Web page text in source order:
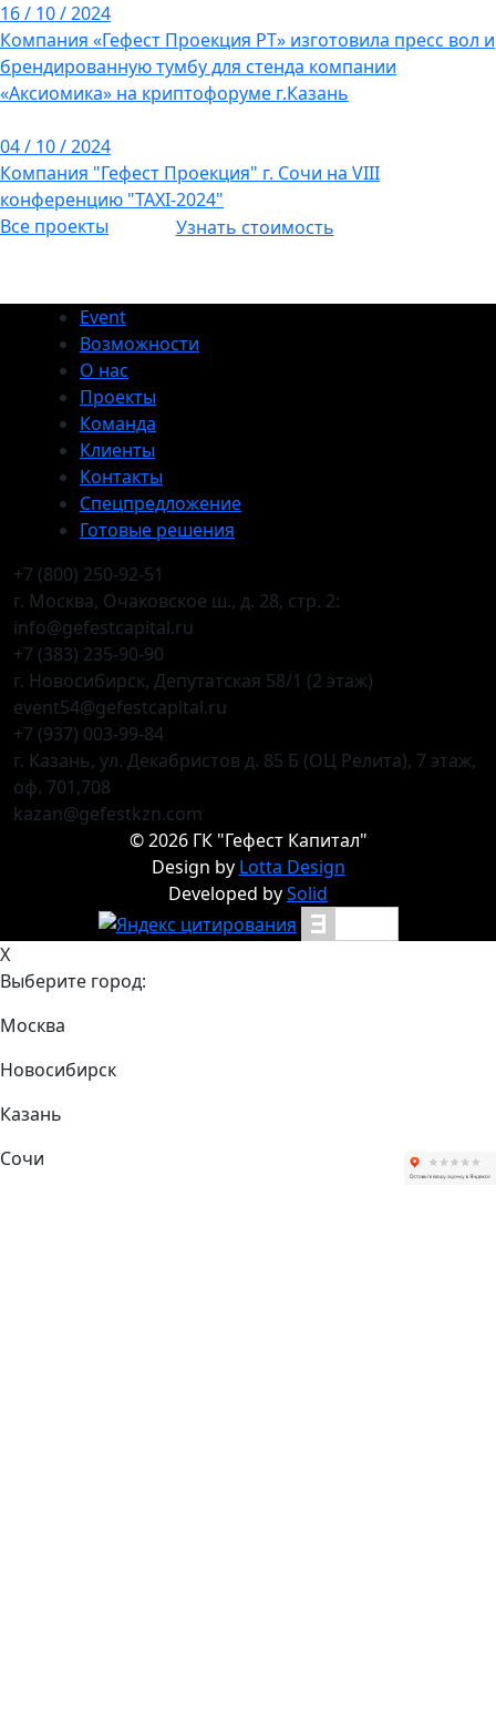
16 / 10 / 2024
Компания «Гефест Проекция РТ» изготовила пресс вол и
брендированную тумбу для стенда компании
«Аксиомика» на криптофоруме г.Казань
04 / 10 / 2024
Компания "Гефест Проекция" г. Сочи на VIII
конференцию "TAXI-2024"
Все проекты
Узнать стоимость
Event
Возможности
О нас
Проекты
Команда
Клиенты
Контакты
Спецпредложение
Готовые решения
+7 (800) 250-92-51
г. Москва, Очаковское ш., д. 28, стр. 2:
info@gefestcapital.ru
+7 (383) 235-90-90
г. Новосибирск, Депутатская 58/1 (2 этаж)
event54@gefestcapital.ru
+7 (937) 003-99-84
г. Казань, ул. Декабристов д. 85 Б (ОЦ Релита), 7 этаж,
оф. 701,708
kazan@gefestkzn.com
©2026ГК "Гефест Капитал"
Design by Lotta Design
Developed bySolid
X
Выберите город:
Москва
Новосибирск
Казань
Сочи